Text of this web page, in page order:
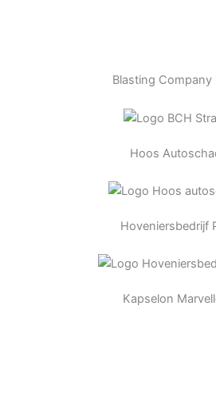
Blasting Company
Hoos
Hoveniersbedrijf
Kapselon